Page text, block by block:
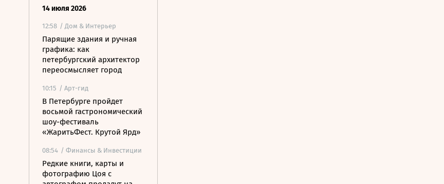
14 июля 2026
12:58 / Дом & Интерьер
Парящие здания и ручная
графика: как
петербургский архитектор
переосмысляет город
10:15 / Арт-гид
В Петербурге пройдет
восьмой гастрономический
шоу-фестиваль
«ЖаритьФест. Крутой Ярд»
08:54 / Финансы & Инвестиции
Редкие книги, карты и
фотографию Цоя с